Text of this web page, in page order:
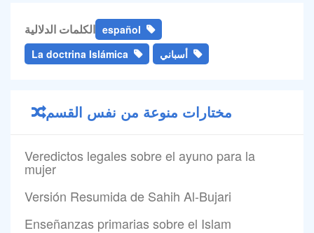
الكلمات الدلالية español
La doctrina Islámica
أسباني
مختارات منوعة من نفس القسم
Veredictos legales sobre el ayuno para la
mujer
Versión Resumida de Sahih Al-Bujari
Enseñanzas primarias sobre el Islam